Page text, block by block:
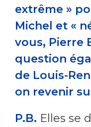
extrême »
Michel et «
vous, Pierre
question
de Louis-
on revenir
P.B. Elles se